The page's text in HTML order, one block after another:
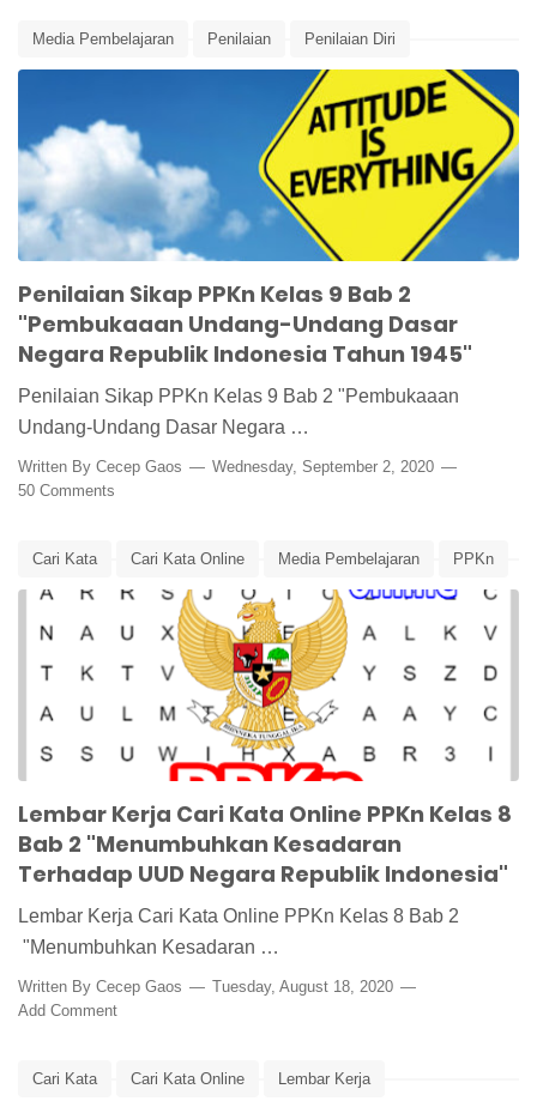
Media Pembelajaran Penilaian Penilaian Diri
Penilaian Sikap
PPKn Kelas 9 Undang-Undang Dasar UUD UUD 1945
Penilaian Sikap PPKn Kelas 9 Bab 2
"Pembukaaan Undang-Undang Dasar
Negara Republik Indonesia Tahun 1945"
Penilaian Sikap PPKn Kelas 9 Bab 2 "Pembukaaan
Undang-Undang Dasar Negara …
Written By Cecep Gaos
Wednesday, September 2, 2020
50 Comments
Cari Kata Cari Kata Online Media Pembelajaran PPKn
PPKn Kelas 8 UUD UUD 1945
Lembar Kerja Cari Kata Online PPKn Kelas 8
Bab 2 "Menumbuhkan Kesadaran
Terhadap UUD Negara Republik Indonesia"
Lembar Kerja Cari Kata Online PPKn Kelas 8 Bab 2
"Menumbuhkan Kesadaran …
Written By Cecep Gaos
Tuesday, August 18, 2020
Add Comment
Cari Kata Cari Kata Online Lembar Kerja